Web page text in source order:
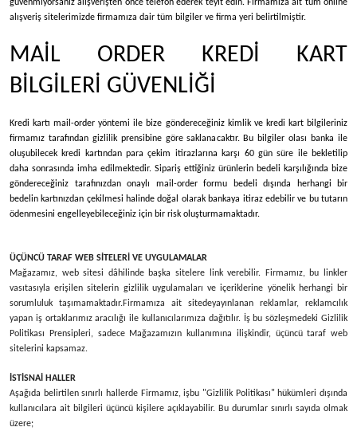
güvenmiyorsanız alışverişten önce telefon ederek teyit edin. Firmamıza ait tüm online
alışveriş sitelerimizde firmamıza dair tüm bilgiler ve firma yeri belirtilmiştir.
MAİL ORDER KREDİ KART
BİLGİLERİ GÜVENLİĞİ
Kredi kartı mail-order yöntemi ile bize göndereceğiniz kimlik ve kredi kart bilgileriniz
firmamız tarafından gizlilik prensibine göre saklanacaktır. Bu bilgiler olası banka ile
oluşubilecek kredi kartından para çekim itirazlarına karşı 60 gün süre ile bekletilip
daha sonrasında imha edilmektedir. Sipariş ettiğiniz ürünlerin bedeli karşılığında bize
göndereceğiniz tarafınızdan onaylı mail-order formu bedeli dışında herhangi bir
bedelin kartınızdan çekilmesi halinde doğal olarak bankaya itiraz edebilir ve bu tutarın
ödenmesini engelleyebileceğiniz için bir risk oluşturmamaktadır.
ÜÇÜNCÜ TARAF WEB SİTELERİ VE UYGULAMALAR
Mağazamız, web sitesi dâhilinde başka sitelere link verebilir. Firmamız, bu linkler
vasıtasıyla erişilen sitelerin gizlilik uygulamaları ve içeriklerine yönelik herhangi bir
sorumluluk taşımamaktadır.Firmamıza ait sitedeyayınlanan reklamlar, reklamcılık
yapan iş ortaklarımız aracılığı ile kullanıcılarımıza dağıtılır. İş bu sözleşmedeki Gizlilik
Politikası Prensipleri, sadece Mağazamızın kullanımına ilişkindir, üçüncü taraf web
sitelerini kapsamaz.
İSTİSNAİ HALLER
Aşağıda belirtilen sınırlı hallerde Firmamız, işbu "Gizlilik Politikası" hükümleri dışında
kullanıcılara ait bilgileri üçüncü kişilere açıklayabilir. Bu durumlar sınırlı sayıda olmak
üzere;